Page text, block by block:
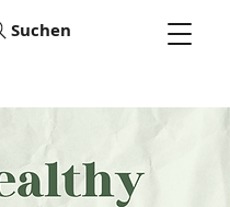
Suchen